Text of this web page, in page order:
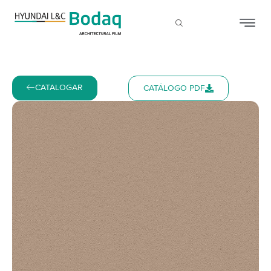
CATALOGAR CATÁLOGO PDF